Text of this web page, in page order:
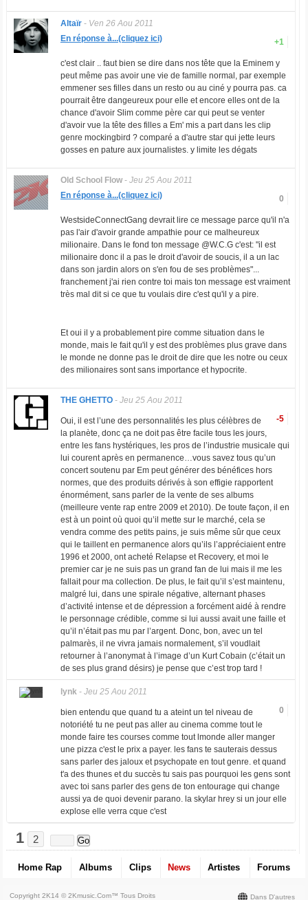
Altaïr- Ven 26 Aou 2011
+1
En réponse à...(cliquez ici)
c'est clair .. faut bien se dire dans nos tête que la Eminem y
peut même pas avoir une vie de famille normal, par exemple
emmener ses filles dans un resto ou au ciné y pourra pas. ca
pourrait être dangeureux pour elle et encore elles ont de la
chance d'avoir Slim comme père car qui peut se venter
d'avoir vue la tête des filles a Em' mis a part dans les clip
genre mockingbird ? comparé a d'autre star qui jette leurs
gosses en pature aux journalistes. y limite les dégats
Old School Flow- Jeu 25 Aou 2011
0
En réponse à...(cliquez ici)
WestsideConnectGang devrait lire ce message parce qu'il n'a
pas l'air d'avoir grande ampathie pour ce malheureux
milionaire. Dans le fond ton message @W.C.G c'est: "il est
milionaire donc il a pas le droit d'avoir de soucis, il a un lac
dans son jardin alors on s'en fou de ses problèmes"...
franchement j'ai rien contre toi mais ton message est vraiment
très mal dit si ce que tu voulais dire c'est qu'il y a pire.
Et oui il y a probablement pire comme situation dans le
monde, mais le fait qu'il y est des problèmes plus grave dans
le monde ne donne pas le droit de dire que les notre ou ceux
des milionaires sont sans importance et hypocrite.
THE GHETTO- Jeu 25 Aou 2011
-5
Oui, il est l’une des personnalités les plus célèbres de
la planète, donc ça ne doit pas être facile tous les jours,
entre les fans hystériques, les pros de l’industrie musicale qui
lui courent après en permanence…vous savez tous qu’un
concert soutenu par Em peut générer des bénéfices hors
normes, que des produits dérivés à son effigie rapportent
énormément, sans parler de la vente de ses albums
(meilleure vente rap entre 2009 et 2010). De toute façon, il en
est à un point où quoi qu’il mette sur le marché, cela se
vendra comme des petits pains, je suis même sûr que ceux
qui le taillent en permanence alors qu’ils l’appréciaient entre
1996 et 2000, ont acheté Relapse et Recovery, et moi le
premier car je ne suis pas un grand fan de lui mais il me les
fallait pour ma collection. De plus, le fait qu’il s’est maintenu,
malgré lui, dans une spirale négative, alternant phases
d’activité intense et de dépression a forcément aidé à rendre
le personnage crédible, comme si lui aussi avait une faille et
qu’il n’était pas mu par l’argent. Donc, bon, avec un tel
palmarès, il ne vivra jamais normalement, s’il voudlait
retourner à l’anonymat à l’image d’un Kurt Cobain (c’était un
de ses plus grand désirs) je pense que c’est trop tard !
lynk- Jeu 25 Aou 2011
0
bien entendu que quand tu a ateint un tel niveau de
notoriété tu ne peut pas aller au cinema comme tout le
monde faire tes courses comme tout lmonde aller manger
une pizza c'est le prix a payer. les fans te sauterais dessus
sans parler des jaloux et psychopate en tout genre. et quand
t'a des thunes et du succès tu sais pas pourquoi les gens sont
avec toi sans parler des gens de ton entourage qui change
aussi ya de quoi devenir parano. la skylar hrey si un jour elle
explose elle verra cque c'est
1 2
Home Rap Albums Clips News Artistes Forums
Dans D'autres
Copyright 2K14 © 2Kmusic.com™Tous Droits